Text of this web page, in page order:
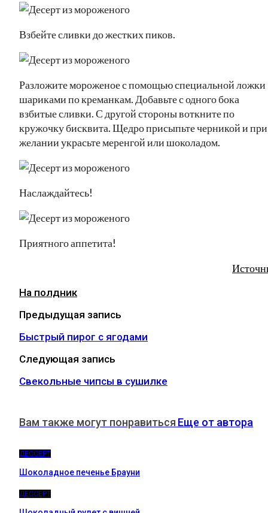
Взбейте сливки до жестких пиков.
Разложите мороженое с помощью специальной ложки
шариками по креманкам. Добавьте с одного бока
взбитые сливки. С другой стороны воткните по
кружочку бисквита. Щедро присыпьте черникой и при
желании украсьте меренгой или шоколадом.
Наслаждайтесь!
Приятного аппетита!
На полдник
Предыдущая запись
Быстрый пирог с ягодами
Следующая запись
Свекольные чипсы в сушилке
Вам также могут понравиться Еще от автора
ДЕССЕРТ
Шоколадное печенье Брауни
ДЕССЕРТ